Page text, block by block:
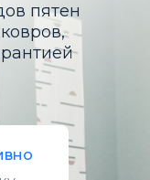
пятен